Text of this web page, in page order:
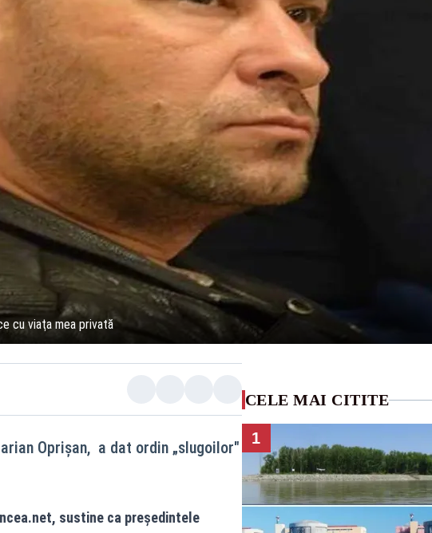
cu viaţa mea privată
Oprişan, a dat ordin „slugoilor"
, sustine ca preşedintele
CELE MAI CITITE
1